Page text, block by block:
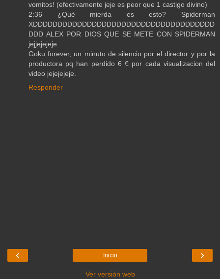
vomitos! (efectivamente jeje es peor que 1 castigo divino)
2:36 ¿Qué mierda es esto? Spiderman
XDDDDDDDDDDDDDDDDDDDDDDDDDDDDDDDDDDDDD
DDD ALEX POR DIOS QUE SE METE CON SPIDERMAN
jejjejejeje.
Goku forever, un minuto de silencio por el director y por la
productora pq han perdido 6 € por cada visualizacion del
video jejejejeje.
Responder
‹ ›
Inicio
Ver versión web